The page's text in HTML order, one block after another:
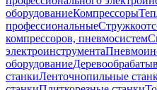
оборудованиеКомпрессоры
профессиональные
компрессоров, пневмосистем
электроинструмента
оборудование
станкиЛенточнопильные